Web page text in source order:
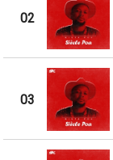
02
03